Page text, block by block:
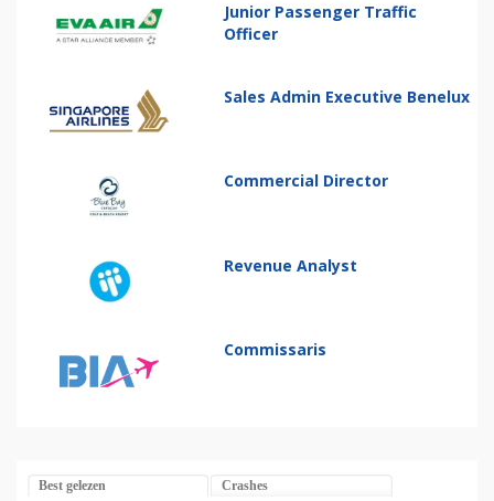
Junior Passenger Traffic
Officer
Sales Admin Executive Benelux
Commercial Director
Revenue Analyst
Commissaris
Best gelezen Crashes